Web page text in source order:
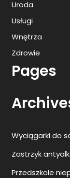
Uroda
Usługi
Wnętrza
Zdrowie
Pages
Wyciągarki do
Zastrzyk
Przedszkole